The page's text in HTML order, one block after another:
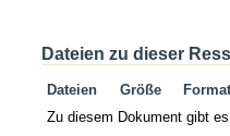
Dateien zu dieser
Dateien Größe
Format
Zu diesem Dokument gibt